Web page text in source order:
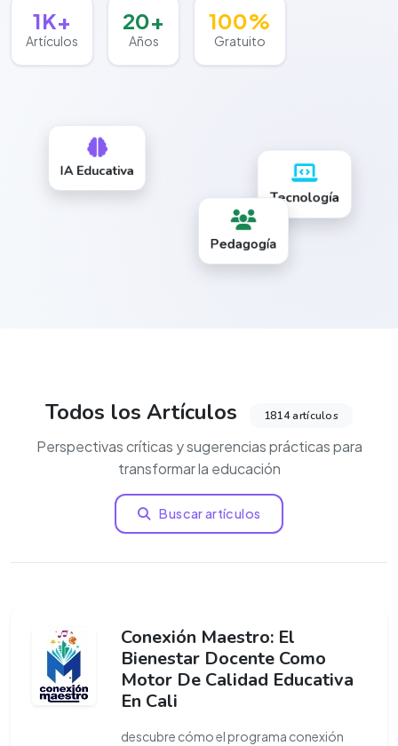
1K+
Artículos
20+
Años
100%
Gratuito
IA Educativa
Tecnología
Pedagogía
Todos los Artículos 1814 artículos
Perspectivas críticas y sugerencias prácticas para
transformar la educación
Buscar artículos
Conexión Maestro: El
Bienestar Docente Como
Motor De Calidad Educativa
En Cali
descubre cómo el programa conexión